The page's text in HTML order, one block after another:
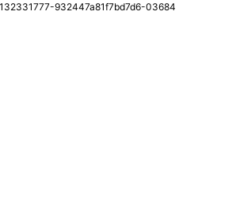
932447a81f7bd7d6-03684